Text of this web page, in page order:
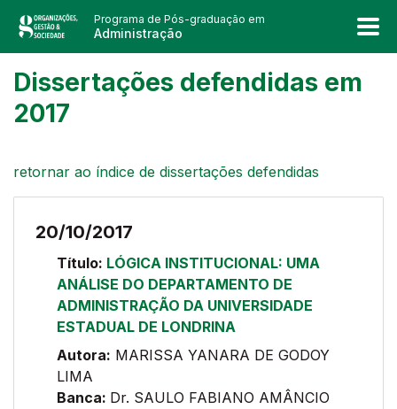
Programa de Pós-graduação em
Administração
Dissertações defendidas em
2017
retornar ao índice de dissertações defendidas
20/10/2017
Título: LÓGICA INSTITUCIONAL: UMA
ANÁLISE DO DEPARTAMENTO DE
ADMINISTRAÇÃO DA UNIVERSIDADE
ESTADUAL DE LONDRINA
Autora: MARISSA YANARA DE GODOY
LIMA
Banca: Dr. SAULO FABIANO AMÂNCIO